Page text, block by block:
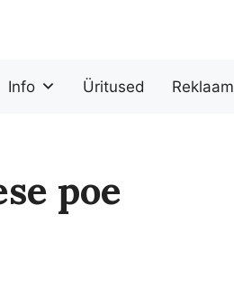
Info Üritused Reklaam
poe